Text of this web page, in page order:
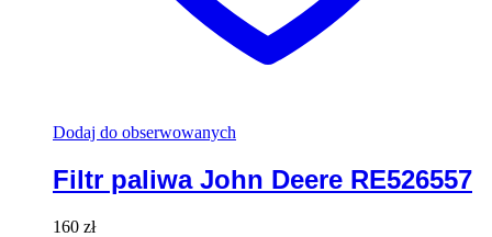
Dodaj do obserwowanych
Filtr paliwa John Deere RE526557
160 zł